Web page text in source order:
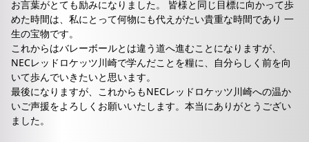
お言葉がとても励みになりました。 皆様と同じ目標に向かって歩
めた時間は、私にとって何物にも代えがたい貴重な時間であり 一
生の宝物です。
これからはバレーボールとは違う道へ進むことになりますが、
NECレッドロケッツ川崎で学んだことを糧に、自分らしく前を向
いて歩んでいきたいと思います。
最後になりますが、これからもNECレッドロケッツ川崎への温か
いご声援をよろしくお願いいたします。本当にありがとうござい
ました。